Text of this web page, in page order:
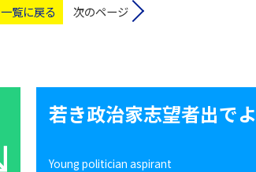
一覧に戻る 次のページ
若き政治家志望者出でよ
Young politician aspirant